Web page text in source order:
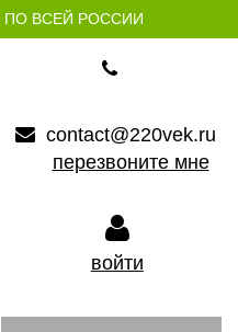
ПО ВСЕЙ РОССИИ
contact@220vek.ru
перезвоните мне
войти